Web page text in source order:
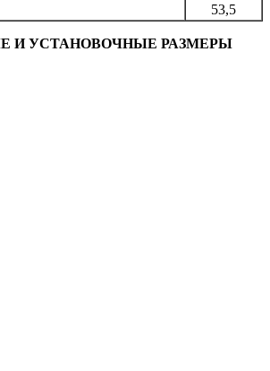
53,5
И УСТАНОВОЧНЫЕ РАЗМЕРЫ